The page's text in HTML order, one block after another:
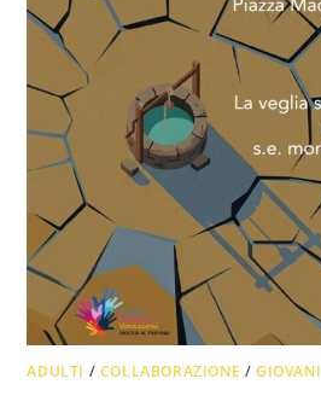
ADULTI / COLLABORAZIONE /GIOVANI